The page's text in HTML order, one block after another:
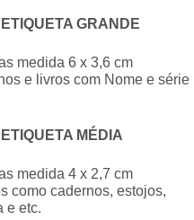
GRANDE
medida 6 x 3,6 cm
e livros com Nome e série
MÉDIA
medida 4 x 2,7 cm
como cadernos, estojos,
e etc.